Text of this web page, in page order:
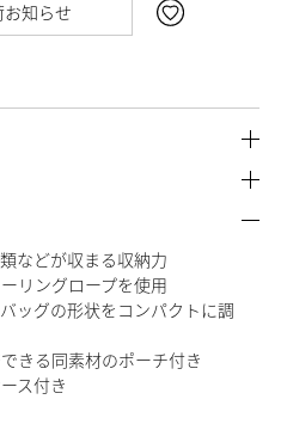
知らせ
などが収まる収納力
リングロープを使用
ッグの形状をコンパクトに調
きる同素材のポーチ付き
ス付き